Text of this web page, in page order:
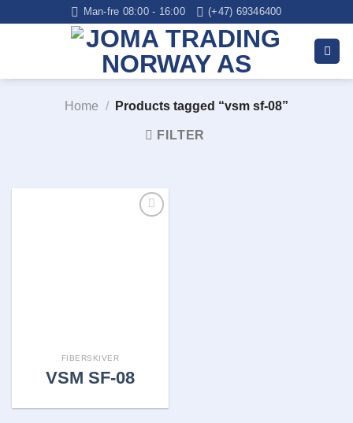
Man-fre 08:00 - 16:00 (+47) 69346400
Home / Products tagged “vsm sf-08”
FILTER
FIBERSKIVER
VSM SF-08